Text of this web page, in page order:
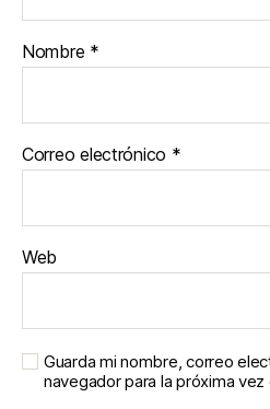
Nombre *
Correo electrónico *
Web
Guarda mi nombre, correo
navegador para la próxima